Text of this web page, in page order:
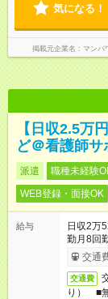
気になる！
掲載元企業名 マンパ
【日収2.5万
ど＠看護師サ
派遣 職種未経験
WEB登録・面接OK
給与
日収2万
勤月8回
交通
交通費
り） ■